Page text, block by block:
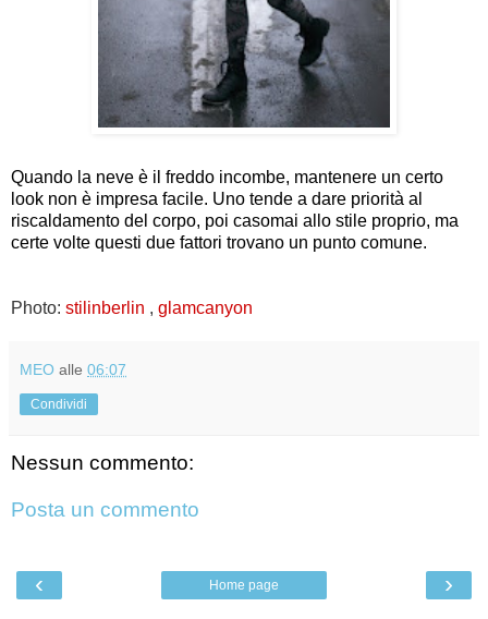
Quando la neve è il freddo incombe, mantenere un certo
look non è impresa facile. Uno tende a dare priorità al
riscaldamento del corpo, poi casomai allo stile proprio, ma
certe volte questi due fattori trovano un punto comune.
Photo: stilinberlin , glamcanyon
MEO alle 06:07
Condividi
Nessun commento:
Posta un commento
‹ ›
Home page